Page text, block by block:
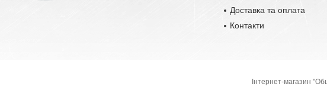
Доставка та оплата
Контакти